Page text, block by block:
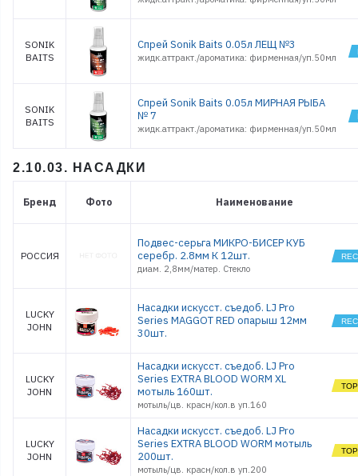
SONIK
BAITS
Спрей Sonik Baits 0.05л ЛЕЩ №3
жидк.аттракт./ароматика: фирменная/уп.50мл
SONIK
BAITS
Спрей Sonik Baits 0.05л МИРНАЯ РЫБА
№ 7
жидк.аттракт./ароматика: фирменная/уп.50мл
2.10.03. НАСАДКИ
Бренд Фото Наименование
РОССИЯ
Подвес-серьга МИКРО-БИСЕР КУБ
серебр. 2.8мм К 12шт.
диам. 2,8мм/матер. Стекло
LUCKY
JOHN
Насадки искусст. съедоб. LJ Pro
Series MAGGOT RED опарыш 12мм
30шт.
LUCKY
JOHN
Насадки искусст. съедоб. LJ Pro
Series EXTRA BLOOD WORM XL
мотыль 160шт.
мотыль/цв. красн/кол.в уп.160
LUCKY
JOHN
Насадки искусст. съедоб. LJ Pro
Series EXTRA BLOOD WORM мотыль
200шт.
мотыль/цв. красн/кол.в уп.200